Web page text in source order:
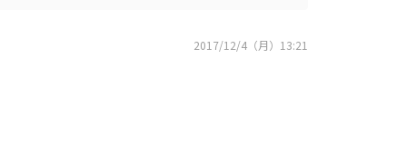
2017/12/4（月）13:21